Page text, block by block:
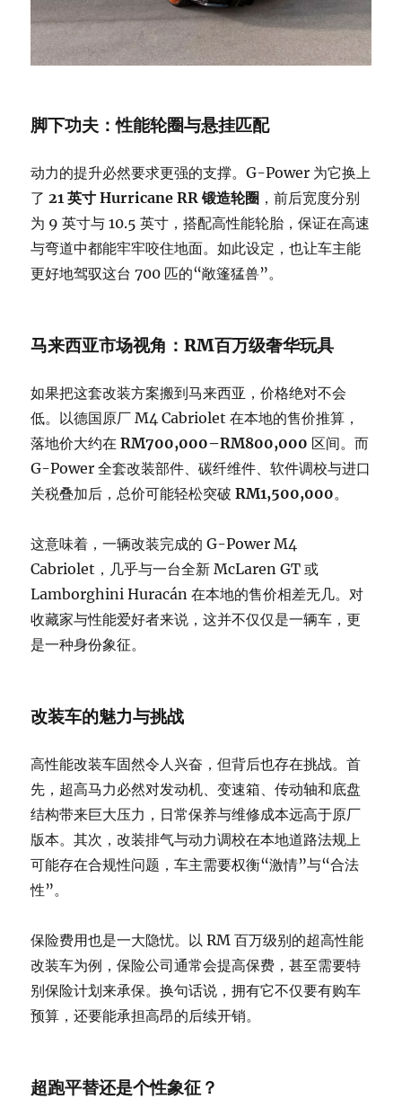
脚下功夫：性能轮圈与悬挂匹配
动力的提升必然要求更强的支撑。G-Power 为它换上
了21 英寸 Hurricane RR 锻造轮圈 ，前后宽度分别
为 9 英寸与 10.5 英寸，搭配高性能轮胎，保证在高速
与弯道中都能牢牢咬住地面。如此设定，也让车主能
更好地驾驭这台 700 匹的“敞篷猛兽”。
马来西亚市场视角：RM百万级奢华玩具
如果把这套改装方案搬到马来西亚，价格绝对不会
低。以德国原厂 M4 Cabriolet 在本地的售价推算，
落地价大约在RM700,000–RM800,000 区间。而
G-Power 全套改装部件、碳纤维件、软件调校与进口
关税叠加后，总价可能轻松突破RM1,500,000。
这意味着，一辆改装完成的 G-Power M4
Cabriolet，几乎与一台全新 McLaren GT 或
Lamborghini Huracán 在本地的售价相差无几。对
收藏家与性能爱好者来说，这并不仅仅是一辆车，更
是一种身份象征。
改装车的魅力与挑战
高性能改装车固然令人兴奋，但背后也存在挑战。首
先，超高马力必然对发动机、变速箱、传动轴和底盘
结构带来巨大压力，日常保养与维修成本远高于原厂
版本。其次，改装排气与动力调校在本地道路法规上
可能存在合规性问题，车主需要权衡“激情”与“合法
性”。
保险费用也是一大隐忧。以 RM 百万级别的超高性能
改装车为例，保险公司通常会提高保费，甚至需要特
别保险计划来承保。换句话说，拥有它不仅要有购车
预算，还要能承担高昂的后续开销。
超跑平替还是个性象征？